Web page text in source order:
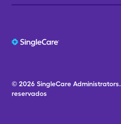
© 2026 SingleCare Administrators.
reservados